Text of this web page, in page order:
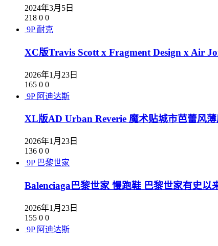
2024年3月5日
218 0 0
9P 耐克
XC版Travis Scott x Fragment Design x Air
2026年1月23日
165 0 0
9P 阿迪达斯
XL版AD Urban Reverie 魔术贴城市芭蕾风
2026年1月23日
136 0 0
9P 巴黎世家
Balenciaga巴黎世家 慢跑鞋 巴黎世家有史以
2026年1月23日
155 0 0
9P 阿迪达斯